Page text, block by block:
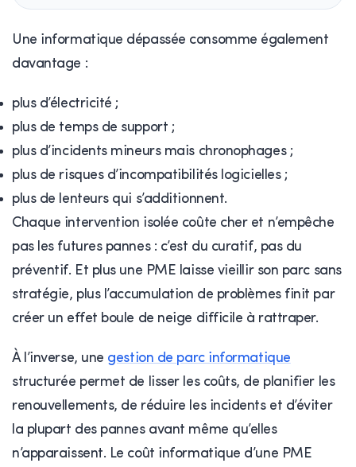
Une informatique dépassée consomme également
davantage :
plus d’électricité ;
plus de temps de support ;
plus d’incidents mineurs mais chronophages ;
plus de risques d’incompatibilités logicielles ;
plus de lenteurs qui s’additionnent.
Chaque intervention isolée coûte cher et n’empêche
pas les futures pannes : c’est du curatif, pas du
préventif. Et plus une PME laisse vieillir son parc sans
stratégie, plus l’accumulation de problèmes finit par
créer un effet boule de neige difficile à rattraper.
À l’inverse, une gestion de parc informatique
structurée permet de lisser les coûts, de planifier les
renouvellements, de réduire les incidents et d’éviter
la plupart des pannes avant même qu’elles
n’apparaissent. Le coût informatique d’une PME